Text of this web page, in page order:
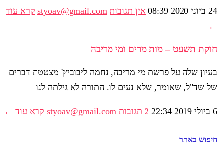
24 ביוני 2020 08:39 אין תגובות styoav@gmail.com קרא עוד
←
חוקת תשעט – מות מרים ומי מריבה
בעיון שלה על פרשת מי מריבה, נחמה ליבוביץ' מצטטת דברים
של שד"ל, שאומר, שלא נעים לו. התורה לא גילתה לנו
6 ביולי 2019 22:34 2 תגובות styoav@gmail.com קרא עוד ←
חיפוש באתר